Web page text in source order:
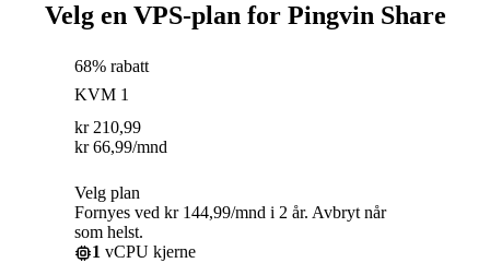
Velg en VPS-plan for Pingvin Share
68% rabatt
KVM 1
kr 210,99
kr 66,99/mnd
Velg plan
Fornyes ved kr 144,99/mnd i 2 år. Avbryt når
som helst.
1 vCPU kjerne